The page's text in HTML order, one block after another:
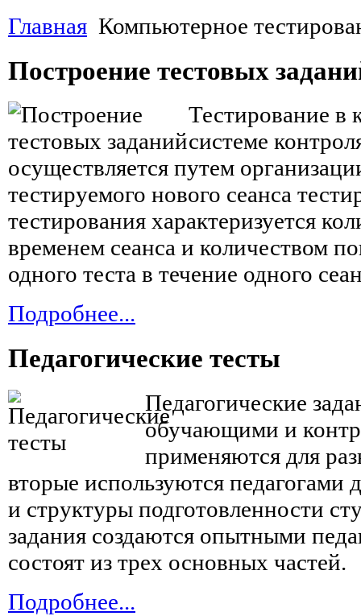
Главная Компьютерное
Построение тестовых
Тестирование в
системе
осуществляется путем
тестируемого нового сеанса
тестирования характеризуется
временем сеанса и количеством
одного теста в течение одного
Подробнее...
Педагогические тесты
Педагогические
обучающими и
применяются для
вторые используются педагогами
и структуры подготовленности
задания создаются опытными
состоят из трех основных частей.
Подробнее...